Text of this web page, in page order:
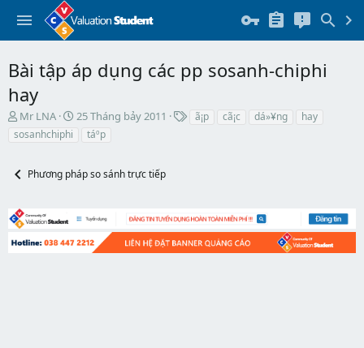
Bài tập áp dụng các pp sosanh-chiphi
hay
T
h
a
t
a
r
Mr LNA
N
b
đ
u
25 Tháng bảy 2011 ã¡p cã¡c dá»¥ng
hay
sosanhchiphi
táº­p
Phương pháp so sánh trực tiếp